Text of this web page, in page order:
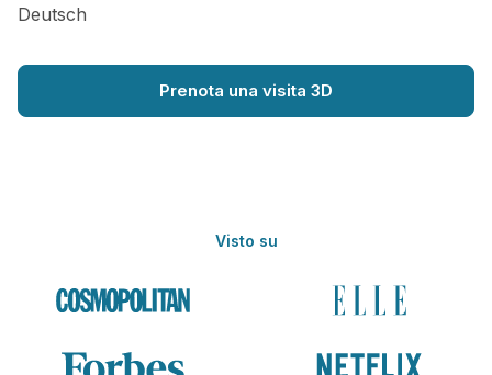
Deutsch
Prenota una visita 3D
Visto su